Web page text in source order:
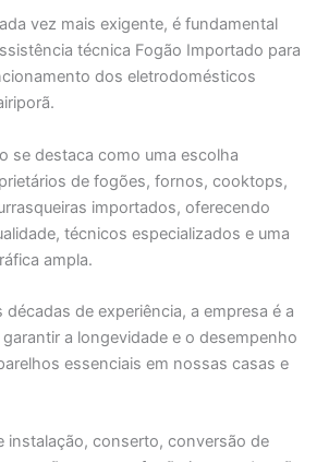
vez mais exigente, é fundamental
técnica Fogão Importado para
dos eletrodomésticos
se destaca como uma escolha
de fogões, fornos, cooktops,
importados, oferecendo
técnicos especializados e uma
ampla.
décadas de experiência, a empresa é a
garantir a longevidade e o desempenho
essenciais em nossas casas e
instalação, conserto, conversão de